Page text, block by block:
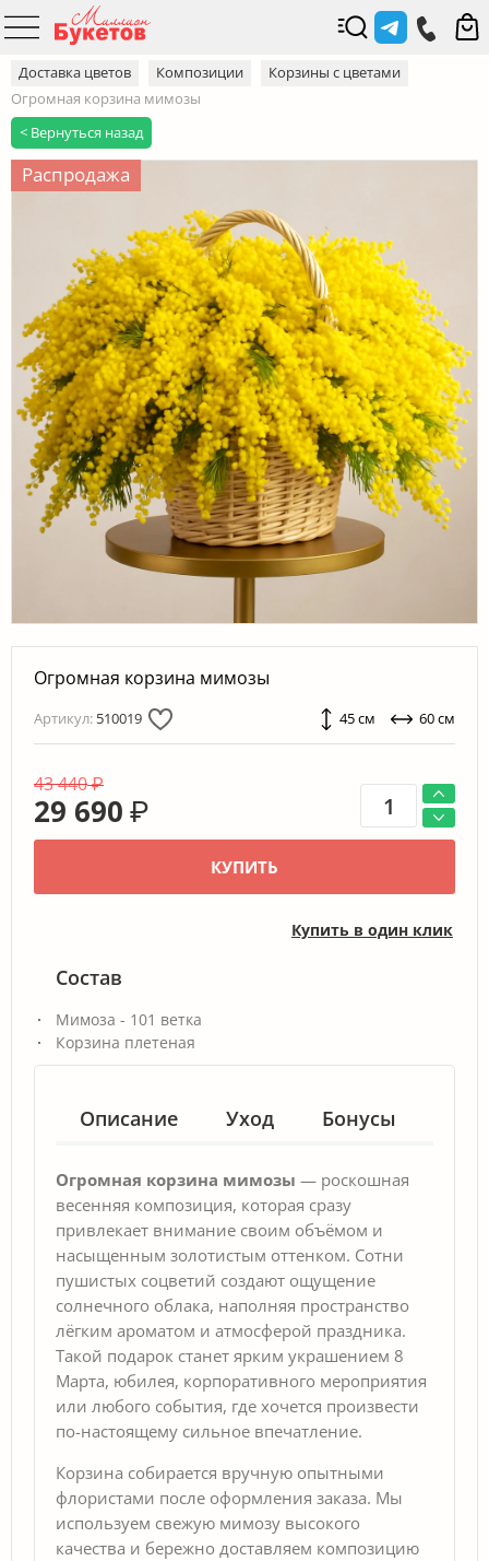
Доставка цветов Композиции
Корзины с цветами
Огромная корзина мимозы
< Вернуться назад
Распродажа
Огромная корзина мимозы
Артикул: 510019 45 см 60 см
43 440 ₽
29 690 ₽
КУПИТЬ
Купить в один клик
Состав
Мимоза - 101 ветка
Корзина плетеная
Описание Уход Бонусы
Огромная корзина мимозы — роскошная
весенняя композиция, которая сразу
привлекает внимание своим объёмом и
насыщенным золотистым оттенком. Сотни
пушистых соцветий создают ощущение
солнечного облака, наполняя пространство
лёгким ароматом и атмосферой праздника.
Такой подарок станет ярким украшением 8
Марта, юбилея, корпоративного мероприятия
или любого события, где хочется произвести
по-настоящему сильное впечатление.
Корзина собирается вручную опытными
флористами после оформления заказа. Мы
используем свежую мимозу высокого
качества и бережно доставляем композицию